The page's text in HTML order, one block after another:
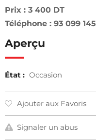
Prix : 3 400 DT
Téléphone : 93 099 145
Aperçu
État : Occasion
Ajouter aux Favoris
Signaler un abus